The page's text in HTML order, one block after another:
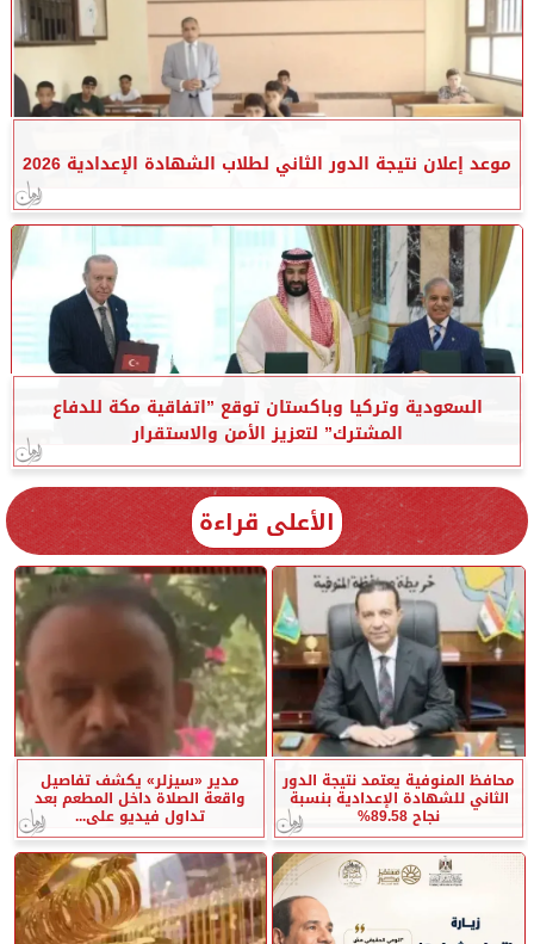
موعد إعلان نتيجة الدور الثاني لطلاب الشهادة الإعدادية 2026
السعودية وتركيا وباكستان توقع ”اتفاقية مكة للدفاع
المشترك” لتعزيز الأمن والاستقرار
الأعلى قراءة
محافظ المنوفية يعتمد نتيجة الدور
الثاني للشهادة الإعدادية بنسبة
نجاح 89.58%
مدير «سيزلر» يكشف تفاصيل
واقعة الصلاة داخل المطعم بعد
تداول فيديو على...